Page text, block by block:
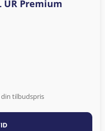
UR Premium
tilbudspris